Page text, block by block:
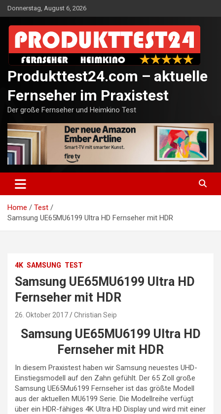
Skip
to
content
Donnerstag, August 6, 2026
Produkttest24.com – aktuelle
Fernseher im Praxistest
Der große Fernseher und Heimkino Test
Home
Test
Samsung UE65MU6199 Ultra HD Fernseher mit HDR
4K SAMSUNG TEST
Samsung UE65MU6199 Ultra HD
Fernseher mit HDR
26. Oktober 2017 Christian Seip
Samsung UE65MU6199 Ultra HD
Fernseher mit HDR
In diesem Praxistest haben wir Samsung neuestes UHD-
Einstiegsmodell auf den Zahn gefühlt. Der 65 Zoll große
Samsung UE65Mu6199 Fernseher ist das größte Modell
aus der aktuellen MU6199 Serie. Die Modellreihe verfügt
über ein HDR-fähiges 4K Ultra HD Display und wird mit einer